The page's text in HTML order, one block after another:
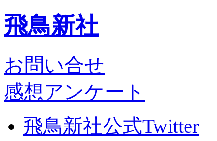
飛鳥新社
お問い合せ
感想アンケート
飛鳥新社公式Twitter